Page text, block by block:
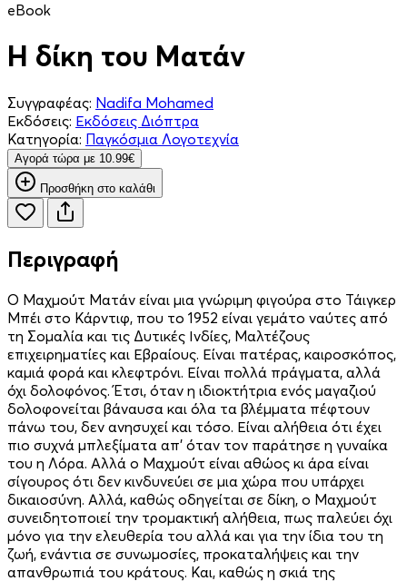
eBook
Η δίκη του Ματάν
Συγγραφέας: Nadifa Mohamed
Εκδόσεις: Εκδόσεις Διόπτρα
Κατηγορία: Παγκόσμια Λογοτεχνία
Aγορά τώρα με 10.99€
Προσθήκη στο καλάθι
Περιγραφή
Ο Μαχμούτ Ματάν είναι μια γνώριμη φιγούρα στο Τάιγκερ
Μπέι στο Κάρντιφ, που το 1952 είναι γεμάτο ναύτες από
τη Σομαλία και τις Δυτικές Ινδίες, Μαλτέζους
επιχειρηματίες και Εβραίους. Είναι πατέρας, καιροσκόπος,
καμιά φορά και κλεφτρόνι. Είναι πολλά πράγματα, αλλά
όχι δολοφόνος. Έτσι, όταν η ιδιοκτήτρια ενός μαγαζιού
δολοφονείται βάναυσα και όλα τα βλέμματα πέφτουν
πάνω του, δεν ανησυχεί και τόσο. Είναι αλήθεια ότι έχει
πιο συχνά μπλεξίματα απ’ όταν τον παράτησε η γυναίκα
του η Λόρα. Αλλά ο Μαχμούτ είναι αθώος κι άρα είναι
σίγουρος ότι δεν κινδυνεύει σε μια χώρα που υπάρχει
δικαιοσύνη. Αλλά, καθώς οδηγείται σε δίκη, ο Μαχμούτ
συνειδητοποιεί την τρομακτική αλήθεια, πως παλεύει όχι
μόνο για την ελευθερία του αλλά και για την ίδια του τη
ζωή, ενάντια σε συνωμοσίες, προκαταλήψεις και την
απανθρωπιά του κράτους. Και, καθώς η σκιά της